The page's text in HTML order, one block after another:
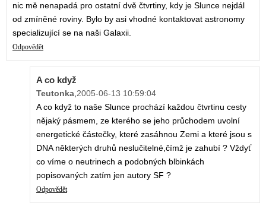
nic mě nenapadá pro ostatní dvě čtvrtiny, kdy je Slunce nejdál
od zmíněné roviny. Bylo by asi vhodné kontaktovat astronomy
specializující se na naši Galaxii.
Odpovědět
A co když
Teutonka 2005-06-13 10:59:04
A co když to naše Slunce prochází každou čtvrtinu cesty
nějaký pásmem, ze kterého se jeho průchodem uvolní
energetické částečky, které zasáhnou Zemi a které jsou s
DNA některých druhů neslučitelné,čímž je zahubí ? Vždyť
co víme o neutrinech a podobných blbinkách
popisovaných zatím jen autory SF ?
Odpovědět